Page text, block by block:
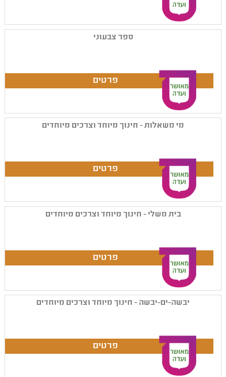
ספר צבעוני
מי משאלות - חינוך מיוחד וצרכים מיוחדים
בית משלי - חינוך מיוחד וצרכים מיוחדים
יבשה-ים-יבשה - חינוך מיוחד וצרכים מיוחדים